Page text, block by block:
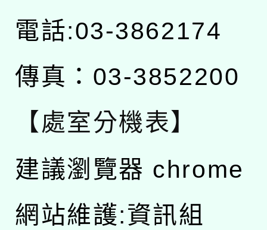
電話:03-3862174
傳真：03-3852200
【處室分機表】
建議瀏覽器 chrome
網站維護:資訊組